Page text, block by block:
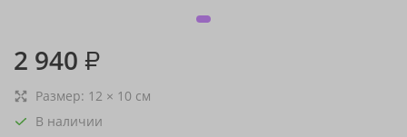
2 940 ₽
Размер: 12 × 10 см
В наличии